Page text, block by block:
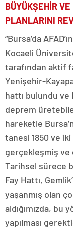
BÜYÜKŞEHİR
PLANLARINI
“Bursa’da
Kocaeli
tarafından aktif
Yenişehir-
hattı bulundu ve
deprem
hareketle
tanesi 1850 ve iki
gerçekleşmiş ve
Tarihsel sürece
Fay Hattı,
yaşanmış olan
aldığımızda, bu
yapılması